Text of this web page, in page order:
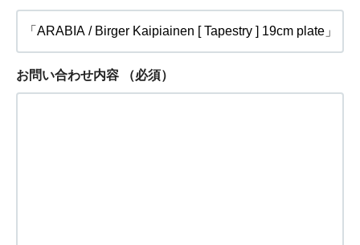
お問い合わせ内容 （必須）